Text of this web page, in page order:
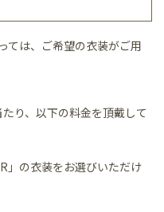
ては、ご希望の衣装がご用
り、以下の料金を頂戴して
」の衣装をお選びいただけ